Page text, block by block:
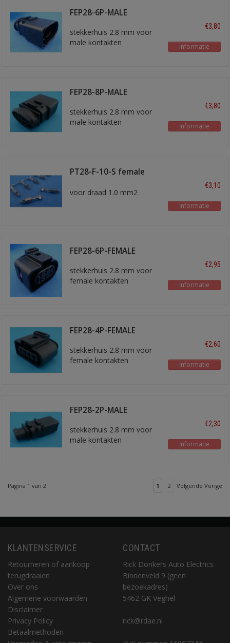
FEP28-6P-MALE
stekkerhuis 2.8 mm voor
male kontakten
€3,80
Informatie
FEP28-8P-MALE
stekkerhuis 2.8 mm voor
male kontakten
€3,80
Informatie
PT28-F-10-S female
voor draad 1.0 mm2
€3,10
Informatie
FEP28-6P-FEMALE
stekkerhuis 2.8 mm voor
female kontakten
€2,95
Informatie
FEP28-4P-FEMALE
stekkerhuis 2.8 mm voor
female kontakten
€2,60
Informatie
FEP28-2P-MALE
stekkerhuis 2.8 mm voor
male kontakten
€2,30
Informatie
Pagina 1 van 2 1 2 Volgende Vorige
KLANTENSERVICE
Retourneren of aankoop
terugdraaien
Over ons
Algemene voorwaarden
Disclaimer
Privacy Policy
Betaalmethoden
CONTACT
Rick Donkers Auto Electrics
Binnenveld 9 (geen
bezoekadres)
5462 GK Veghel
rick@rdae.nl